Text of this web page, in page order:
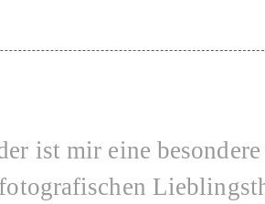
ist mir eine